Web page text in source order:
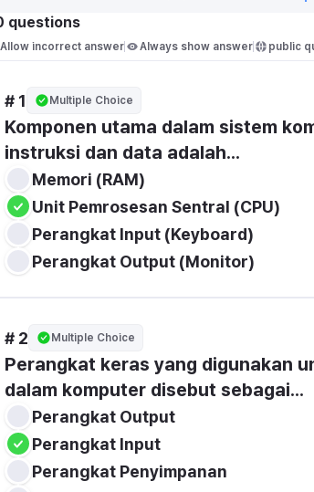
questions
Allow incorrect answer Always show answer public
# 1 Multiple Choice
Komponen utama dalam sistem
instruksi dan data adalah...
Memori (RAM)
Unit Pemrosesan Sentral (CPU)
Perangkat Input (Keyboard)
Perangkat Output (Monitor)
# 2 Multiple Choice
Perangkat keras yang digunakan
dalam komputer disebut sebagai...
Perangkat Output
Perangkat Input
Perangkat Penyimpanan